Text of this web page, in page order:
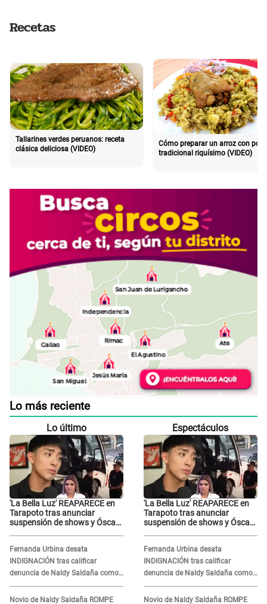
Recetas
Tallarines verdes peruanos: receta
clásica deliciosa (VIDEO)
Cómo preparar un arroz con pollo
tradicional riquísimo (VIDEO)
Lo más reciente
Lo último
'La Bella Luz' REAPARECE en
Tarapoto tras anunciar
suspensión de shows y Óscar
Fernanda Urbina desata
INDIGNACIÓN tras calificar
denuncia de Naldy Saldaña como
'acto bochornoso': "No es justo
atacar a otra mujer"
Novio de Naldy Saldaña ROMPE
Espectáculos
'La Bella Luz' REAPARECE en
Tarapoto tras anunciar
suspensión de shows y Óscar
Fernanda Urbina desata
INDIGNACIÓN tras calificar
denuncia de Naldy Saldaña como
'acto bochornoso': "No es justo
atacar a otra mujer"
Novio de Naldy Saldaña ROMPE